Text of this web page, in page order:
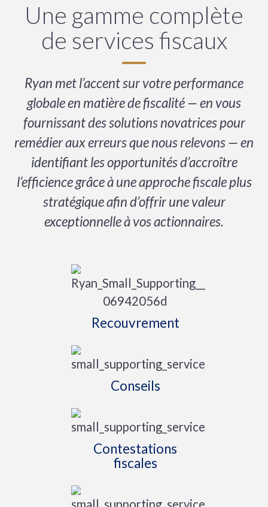
Une gamme complète
de services fiscaux
Ryan met l’accent sur votre performance
globale en matière de fiscalité — en vous
fournissant des solutions novatrices pour
remédier aux erreurs que nous relevons — en
identifiant les opportunités d’accroître
l’efficience grâce à une approche fiscale plus
stratégique afin d’offrir une valeur
exceptionnelle à vos actionnaires.
Recouvrement
Conseils
Contestations
fiscales